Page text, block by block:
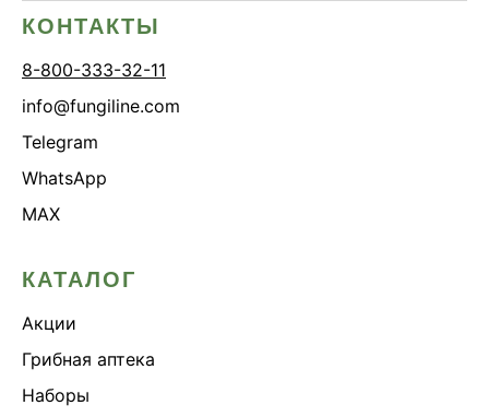
КОНТАКТЫ
8-800-333-32-11
info@fungiline.com
Telegram
WhatsApp
MAX
КАТАЛОГ
Акции
Грибная аптека
Наборы